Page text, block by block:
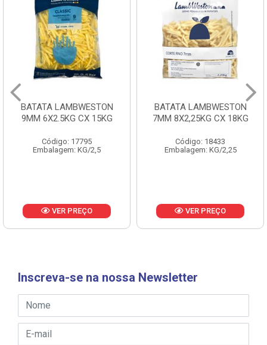
BATATA LAMBWESTON
9MM 6X2.5KG CX 15KG
Código: 17795
Embalagem: KG/2,5
VER PREÇO
BATATA LAMBWESTON
7MM 8X2,25KG CX 18KG
Código: 18433
Embalagem: KG/2,25
VER PREÇO
Inscreva-se na nossa Newsletter